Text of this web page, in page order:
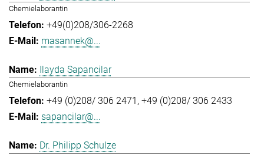
Chemielaborantin
+49(0)208/306-2268
masannek@...
Ilayda Sapancilar
Chemielaborantin
+49 (0)208/ 306 2471 +49 (0)208/ 306 2433
sapancilar@...
Dr. Philipp Schulze